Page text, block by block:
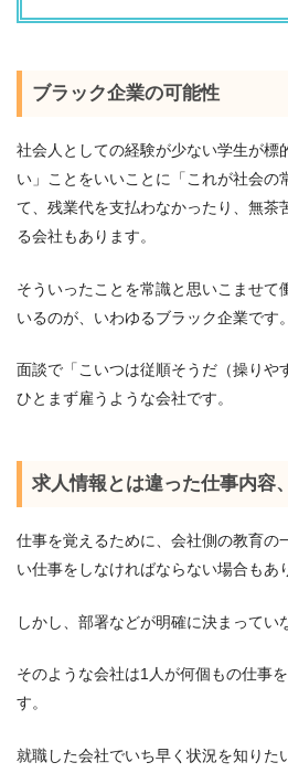
ブラック企業の可能性
社会人としての経験が少ない学生が標
い」ことをいいことに「これが社会の
て、残業代を支払わなかったり、無茶
る会社もあります。
そういったことを常識と思いこませて
いるのが、いわゆるブラック企業です
面談で「こいつは従順そうだ（操りや
ひとまず雇うような会社です。
求人情報とは違った仕事内容
仕事を覚えるために、会社側の教育の
い仕事をしなければならない場合もあ
しかし、部署などが明確に決まってい
そのような会社は1人が何個もの仕事
す。
就職した会社でいち早く状況を知りた